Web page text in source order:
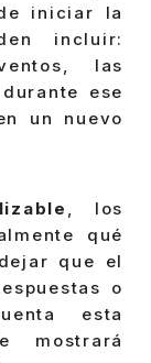
iniciar la
incluir:
las
ese
un nuevo
, los
qué
que el
o
esta
mostrará